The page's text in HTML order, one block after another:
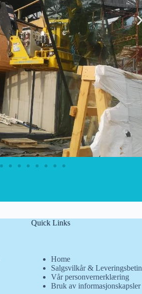
Quick Links
Home
Salgsvilkår &
Vår personvernerklæring
Bruk av informasjonskapsler